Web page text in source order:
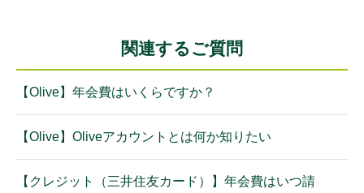
関連するご質問
【Olive】年会費はいくらですか？
【Olive】Oliveアカウントとは何か知りたい
【クレジット（三井住友カード）】年会費はいつ請